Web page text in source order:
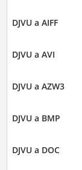
DJVU a AIFF
DJVU a AVI
DJVU a AZW3
DJVU a BMP
DJVU a DOC